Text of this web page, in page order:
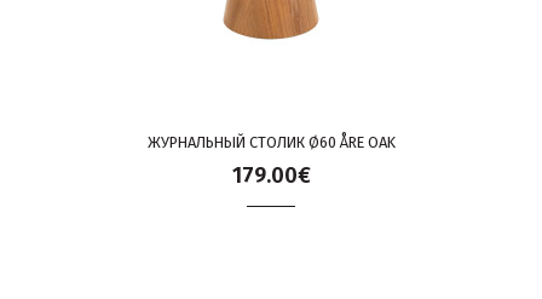
ЖУРНАЛЬНЫЙ СТОЛИК Ø60 ÅRE OAK
179.00€